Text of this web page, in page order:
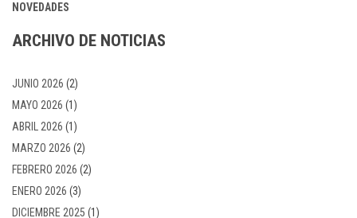
NOVEDADES
ARCHIVO DE NOTICIAS
JUNIO 2026 (2)
MAYO 2026 (1)
ABRIL 2026 (1)
MARZO 2026 (2)
FEBRERO 2026 (2)
ENERO 2026 (3)
DICIEMBRE 2025 (1)